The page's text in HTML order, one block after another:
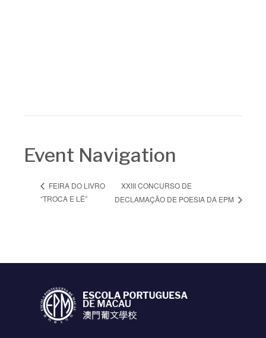
Event Navigation
FEIRA DO LIVRO
“TROCA E LÊ”
XXIII CONCURSO DE
DECLAMAÇÃO DE POESIA DA EPM